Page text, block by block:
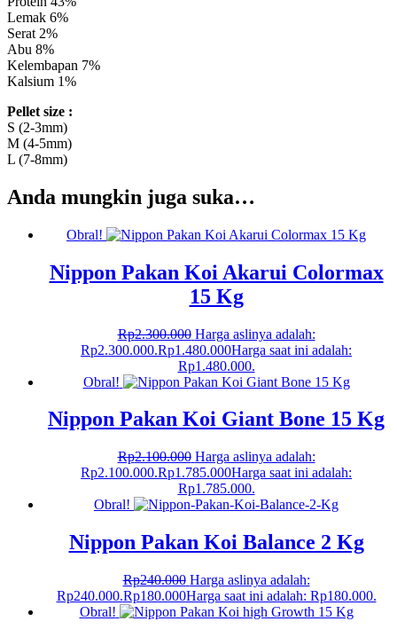
Lemak 6%
Serat 2%
Abu 8%
Kelembapan 7%
Kalsium 1%
Pellet size :
S (2-3mm)
M (4-5mm)
L (7-8mm)
Anda mungkin juga suka…
Obral!
Nippon Pakan Koi Akarui Colormax
15 Kg
Rp2.300.000 Harga aslinya adalah:
Rp2.300.000.Rp1.480.000Harga saat ini adalah:
Rp1.480.000.
Obral!
Nippon Pakan Koi Giant Bone 15 Kg
Rp2.100.000 Harga aslinya adalah:
Rp2.100.000.Rp1.785.000Harga saat ini adalah:
Rp1.785.000.
Obral!
Nippon Pakan Koi Balance 2 Kg
Rp240.000 Harga aslinya adalah:
Rp240.000.Rp180.000Harga saat ini adalah: Rp180.000.
Obral!